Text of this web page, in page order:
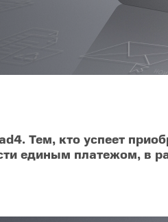
60
vivo
vivo V
Тем, кто успеет
единым платежом, в